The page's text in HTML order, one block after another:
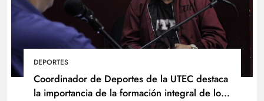
DEPORTES
Coordinador de Deportes de la UTEC destaca
la importancia de la formación integral de los